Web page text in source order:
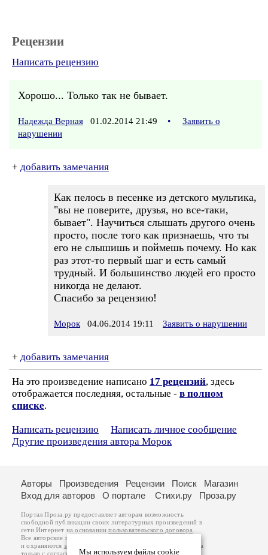
Рецензии
Написать рецензию
Хорошо... Только так не бывает.
Надежда Верная 01.02.2014 21:49 •
Заявить о
нарушении
+ добавить замечания
Как пелось в песенке из детского мультика,
"вы не поверите, друзья, но все-таки,
бывает". Научиться слышать другого очень
просто, после того как признаешь, что ты
его не слышишь и поймешь почему. Но как
раз этот-то первый шаг и есть самый
трудный. И большинство людей его просто
никогда не делают.
Спасибо за рецензию!
Морок 04.06.2014 19:11 Заявить о нарушении
+ добавить замечания
На это произведение написано 17 рецензий, здесь
отображается последняя, остальные - в полном
списке.
Написать рецензию
Написать личное сообщение
Другие произведения автора Морок
Мы используем файлы cookie
Авторы Произведения Рецензии Поиск
Магазин
Вход для авторов
О портале Стихи.ру Проза.ру
Портал Проза.ру предоставляет авторам возможность
свободной публикации своих литературных произведений в
сети Интернет на основаниипользовательского договора
Все авторские права на произведения принадлежат авторам
и охраняются законом
. Перепечатка произведений возможна
только с согласия его автора, к которому вы можете